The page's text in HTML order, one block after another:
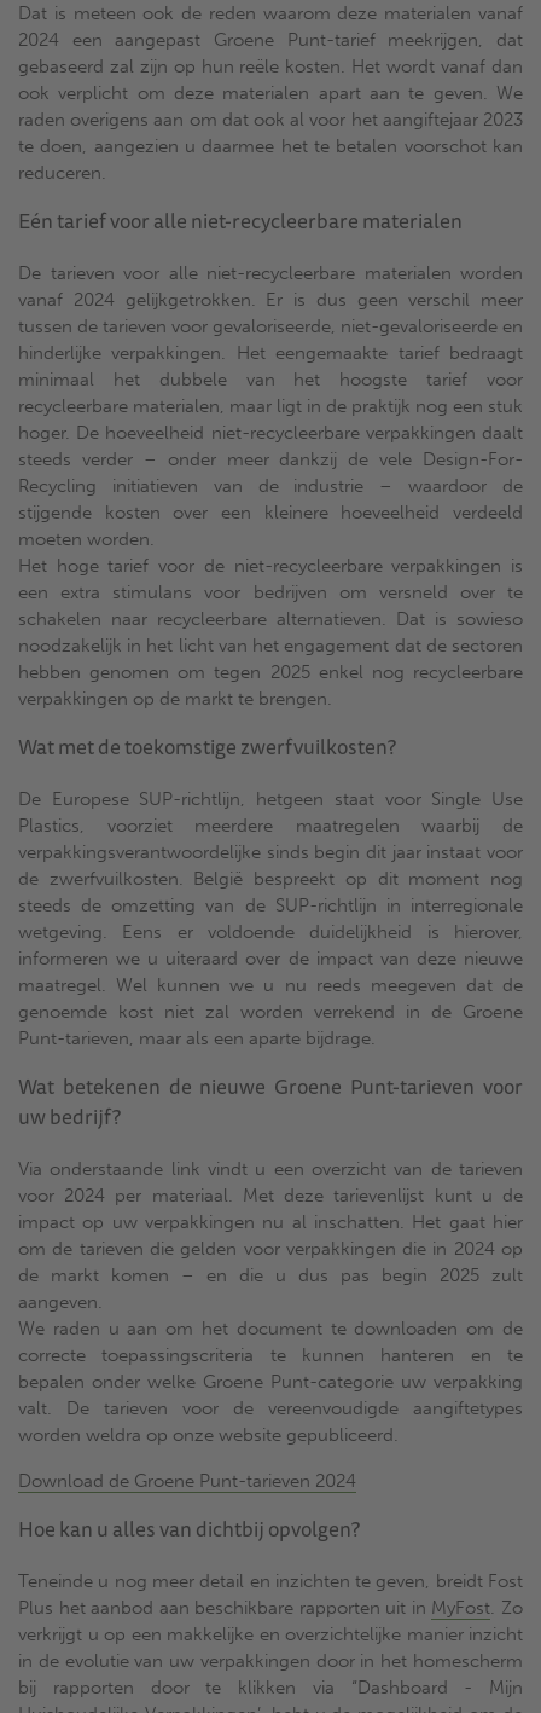
Dat is meteen ook de reden waarom deze materialen vanaf
2024 een aangepast Groene Punt-tarief meekrijgen, dat
gebaseerd zal zijn op hun reële kosten. Het wordt vanaf dan
ook verplicht om deze materialen apart aan te geven. We
raden overigens aan om dat ook al voor het aangiftejaar 2023
te doen, aangezien u daarmee het te betalen voorschot kan
reduceren.
Eén tarief voor alle niet-recycleerbare materialen
De tarieven voor alle niet-recycleerbare materialen worden
vanaf 2024 gelijkgetrokken. Er is dus geen verschil meer
tussen de tarieven voor gevaloriseerde, niet-gevaloriseerde en
hinderlijke verpakkingen. Het eengemaakte tarief bedraagt
minimaal het dubbele van het hoogste tarief voor
recycleerbare materialen, maar ligt in de praktijk nog een stuk
hoger. De hoeveelheid niet-recycleerbare verpakkingen daalt
steeds verder – onder meer dankzij de vele Design-For-
Recycling initiatieven van de industrie – waardoor de
stijgende kosten over een kleinere hoeveelheid verdeeld
moeten worden.
Het hoge tarief voor de niet-recycleerbare verpakkingen is
een extra stimulans voor bedrijven om versneld over te
schakelen naar recycleerbare alternatieven. Dat is sowieso
noodzakelijk in het licht van het engagement dat de sectoren
hebben genomen om tegen 2025 enkel nog recycleerbare
verpakkingen op de markt te brengen.
Wat met de toekomstige zwerfvuilkosten?
De Europese SUP-richtlijn, hetgeen staat voor Single Use
Plastics, voorziet meerdere maatregelen waarbij de
verpakkingsverantwoordelijke sinds begin dit jaar instaat voor
de zwerfvuilkosten. België bespreekt op dit moment nog
steeds de omzetting van de SUP-richtlijn in interregionale
wetgeving. Eens er voldoende duidelijkheid is hierover,
informeren we u uiteraard over de impact van deze nieuwe
maatregel. Wel kunnen we u nu reeds meegeven dat de
genoemde kost niet zal worden verrekend in de Groene
Punt-tarieven, maar als een aparte bijdrage.
Wat betekenen de nieuwe Groene Punt-tarieven voor
uw bedrijf?
Via onderstaande link vindt u een overzicht van de tarieven
voor 2024 per materiaal. Met deze tarievenlijst kunt u de
impact op uw verpakkingen nu al inschatten. Het gaat hier
om de tarieven die gelden voor verpakkingen die in 2024 op
de markt komen – en die u dus pas begin 2025 zult
aangeven.
We raden u aan om het document te downloaden om de
correcte toepassingscriteria te kunnen hanteren en te
bepalen onder welke Groene Punt-categorie uw verpakking
valt. De tarieven voor de vereenvoudigde aangiftetypes
worden weldra op onze website gepubliceerd.
Download de Groene Punt-tarieven 2024
Hoe kan u alles van dichtbij opvolgen?
Teneinde u nog meer detail en inzichten te geven, breidt Fost
Plus het aanbod aan beschikbare rapporten uit in MyFost. Zo
verkrijgt u op een makkelijke en overzichtelijke manier inzicht
in de evolutie van uw verpakkingen door in het homescherm
bij rapporten door te klikken via “Dashboard - Mijn